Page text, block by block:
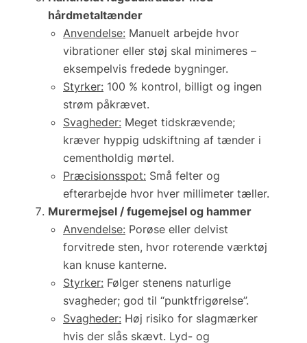
hårdmetaltænder
Anvendelse: Manuelt arbejde hvor
vibrationer eller støj skal minimeres –
eksempelvis fredede bygninger.
Styrker: 100 % kontrol, billigt og ingen
strøm påkrævet.
Svagheder: Meget tidskrævende;
kræver hyppig udskiftning af tænder i
cementholdig mørtel.
Præcisionsspot: Små felter og
efterarbejde hvor hver millimeter tæller.
Murermejsel / fugemejsel og hammer
Anvendelse: Porøse eller delvist
forvitrede sten, hvor roterende værktøj
kan knuse kanterne.
Styrker: Følger stenens naturlige
svagheder; god til “punktfrigørelse”.
Svagheder: Høj risiko for slagmærker
hvis der slås skævt. Lyd- og